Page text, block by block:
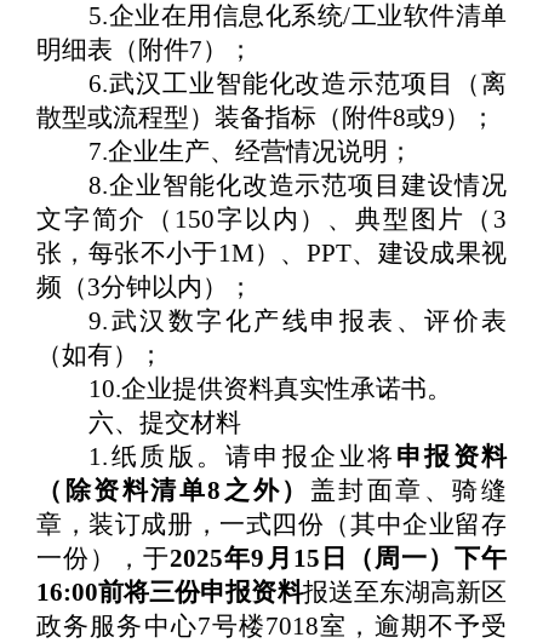
5.企业在用信息化系统/工业软件清单
明细表 （ 附件7）；
6.武汉工业智能化改造示范项目 （离
散型或流程型 ） 装备指标 （ 附件8或9）；
7.企业生产、经营情况说明 ；
8.企业智能化改造示范项目建设情况
文字简介
（ 150字以内 ） 、典型图片 （ 3
张，每张不小于1M） 、 PPT、建设成果视
频 （3分钟以内 ）；
9.武汉数字化产线申报表、评价表
（如有）；
10.企业提供资料真实性承诺书。
六、提交材料
1.纸质版。请申报企业将申报资料
（除资料清单8之外） 盖封面章、骑缝
章，装订成册，一式四份（其中企业留存
一份），于2025年9 月 15 日（周一）下午
16:00前将三份申报资料报送至东湖高新区
政务服务中心7号楼7018室，逾期不予受